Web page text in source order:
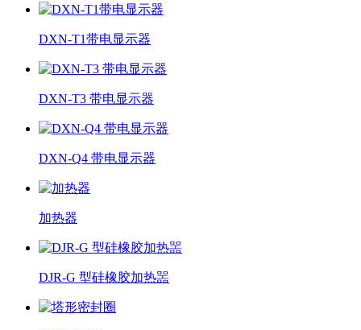
DXN-T1带电显示器
DXN-T3 带电显示器
DXN-Q4 带电显示器
加热器
DJR-G 型硅橡胶加热噐